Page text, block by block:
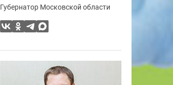
Губернатор Московской области